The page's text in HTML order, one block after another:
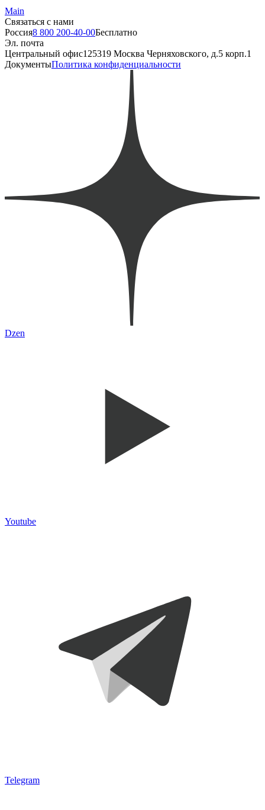
Main
Связаться с нами
Россия8 800 200-40-00Бесплатно
Эл. почта
Центральный офис125319 Москва Черняховского, д.5 корп.1
ДокументыПолитика конфиденциальности
Dzen
Youtube
Telegram